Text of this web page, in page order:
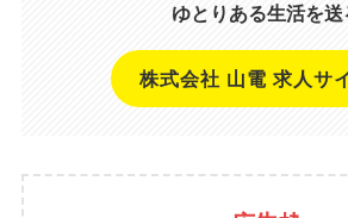
ゆとりある生活を送
株式会社 山電 求人サ